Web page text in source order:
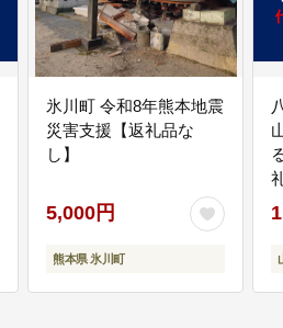
氷川町 令和8年熊本地震
災害支援【返礼品な
し】
5,000円
熊本県 氷川町